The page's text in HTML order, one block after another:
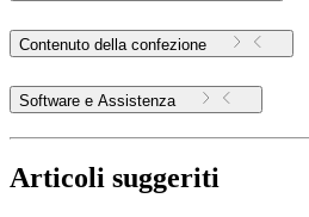
Contenuto della confezione
Software e Assistenza
Articoli suggeriti